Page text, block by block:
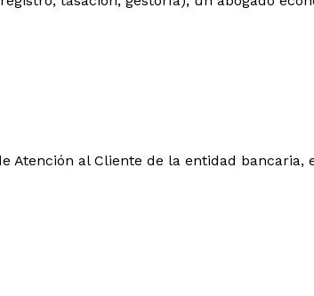
Atención al Cliente de la entidad